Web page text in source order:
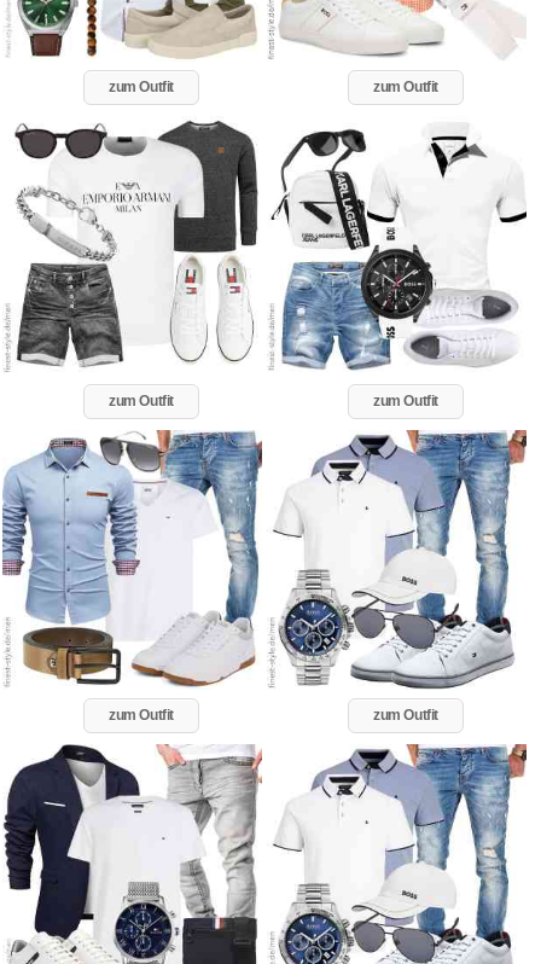
zum Outfit zum Outfit
zum Outfit zum Outfit
zum Outfit zum Outfit